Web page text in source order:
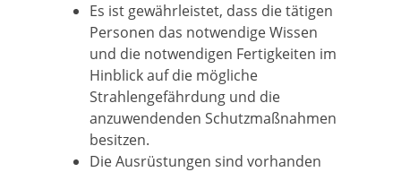
Es ist gewährleistet, dass die tätigen
Personen das notwendige Wissen
und die notwendigen Fertigkeiten im
Hinblick auf die mögliche
Strahlengefährdung und die
anzuwendenden Schutzmaßnahmen
besitzen.
Die Ausrüstungen sind vorhanden